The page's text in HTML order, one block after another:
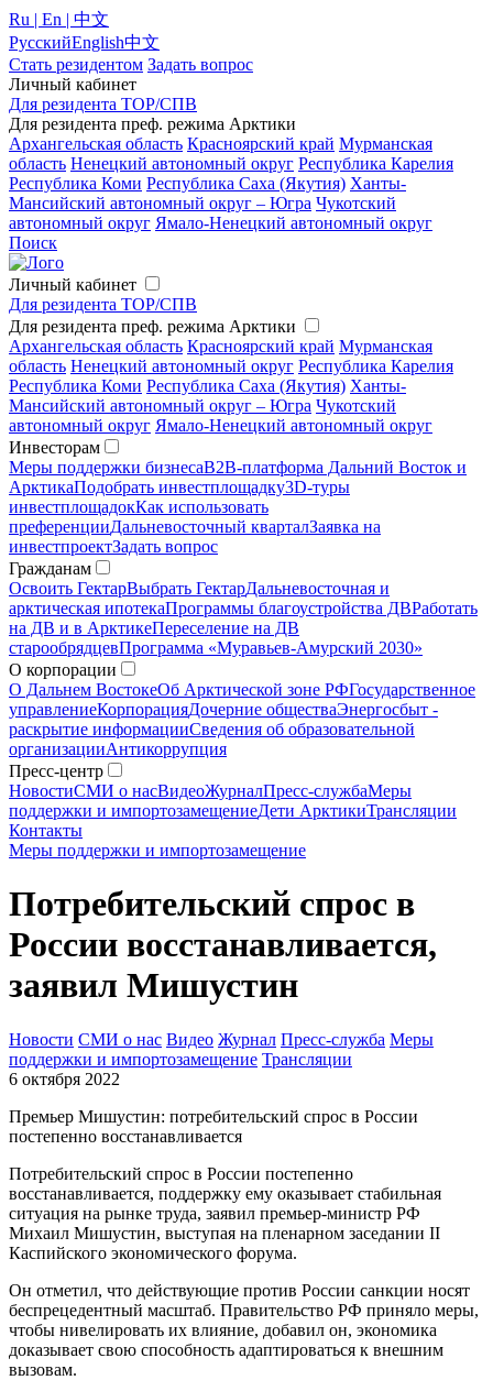
Ru | En | 中文
РусскийEnglish中文
Стать резидентом Задать вопрос
Личный кабинет
Для резидента ТОР/СПВ
Для резидента преф. режима Арктики
Архангельская область Красноярский край Мурманская
область Ненецкий автономный округ Республика Карелия
Республика Коми Республика Саха (Якутия) Ханты-
Мансийский автономный округ – Югра Чукотский
автономный округ Ямало-Ненецкий автономный округ
Поиск
Личный кабинет
Для резидента ТОР/СПВ
Для резидента преф. режима Арктики
Архангельская область Красноярский край Мурманская
область Ненецкий автономный округ Республика Карелия
Республика Коми Республика Саха (Якутия) Ханты-
Мансийский автономный округ – Югра Чукотский
автономный округ Ямало-Ненецкий автономный округ
Инвесторам
Меры поддержки бизнесаB2B-платформа Дальний Восток и
АрктикаПодобрать инвестплощадку3D-туры
инвестплощадокКак использовать
преференцииДальневосточный кварталЗаявка на
инвестпроектЗадать вопрос
Гражданам
Освоить ГектарВыбрать ГектарДальневосточная и
арктическая ипотекаПрограммы благоустройства ДВРаботать
на ДВ и в АрктикеПереселение на ДВ
старообрядцевПрограмма «Муравьев-Амурский 2030»
О корпорации
О Дальнем ВостокеОб Арктической зоне РФГосударственное
управлениеКорпорацияДочерние обществаЭнергосбыт -
раскрытие информацииСведения об образовательной
организацииАнтикоррупция
Пресс-центр
НовостиСМИ о насВидеоЖурналПресс-службаМеры
поддержки и импортозамещениеДети АрктикиТрансляции
Контакты
Меры поддержки и импортозамещение
Потребительский спрос в
России восстанавливается,
заявил Мишустин
Новости СМИ о нас Видео Журнал Пресс-служба Меры
поддержки и импортозамещение Трансляции
6 октября 2022
Премьер Мишустин: потребительский спрос в России
постепенно восстанавливается
Потребительский спрос в России постепенно
восстанавливается, поддержку ему оказывает стабильная
ситуация на рынке труда, заявил премьер-министр РФ
Михаил Мишустин, выступая на пленарном заседании II
Каспийского экономического форума.
Он отметил, что действующие против России санкции носят
беспрецедентный масштаб. Правительство РФ приняло меры,
чтобы нивелировать их влияние, добавил он, экономика
доказывает свою способность адаптироваться к внешним
вызовам.